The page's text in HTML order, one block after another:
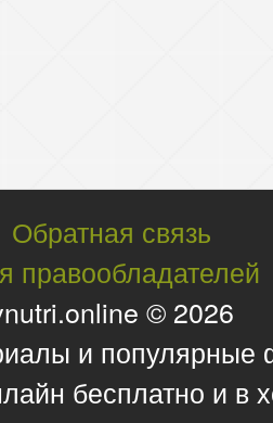
Обратная связь
правообладателей
© 2026
и
бесплатно и в